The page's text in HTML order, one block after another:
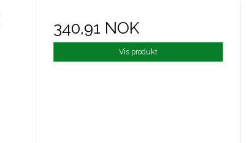
340,91 NOK
Vis produkt